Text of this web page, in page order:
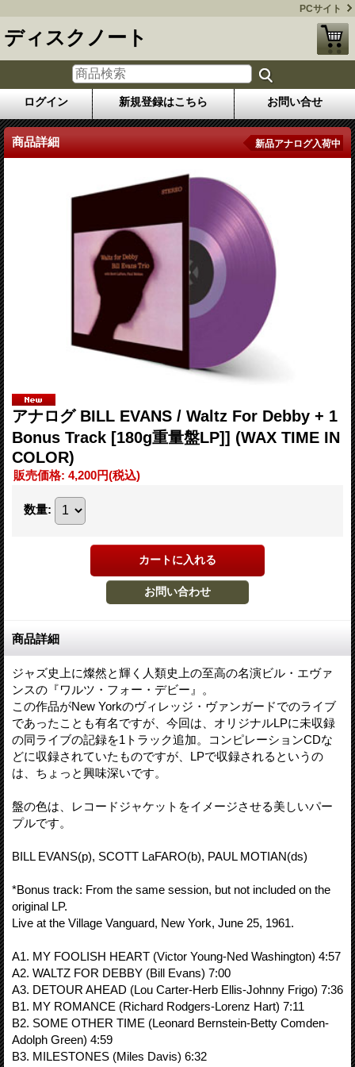
PCサイト
ディスクノート
ログイン 新規登録はこちら お問い合せ
商品詳細 新品アナログ入荷中
アナログ BILL EVANS / Waltz For Debby + 1
Bonus Track [180g重量盤LP]] (WAX TIME IN
COLOR)
販売価格: 4,200円(税込)
数量:
商品詳細
ジャズ史上に燦然と輝く人類史上の至高の名演ビル・エヴァ
ンスの『ワルツ・フォー・デビー』。
この作品がNew Yorkのヴィレッジ・ヴァンガードでのライブ
であったことも有名ですが、今回は、オリジナルLPに未収録
の同ライブの記録を1トラック追加。コンピレーションCDな
どに収録されていたものですが、LPで収録されるというの
は、ちょっと興味深いです。
盤の色は、レコードジャケットをイメージさせる美しいパー
プルです。
BILL EVANS(p), SCOTT LaFARO(b), PAUL MOTIAN(ds)
*Bonus track: From the same session, but not included on the
original LP.
Live at the Village Vanguard, New York, June 25, 1961.
A1. MY FOOLISH HEART (Victor Young-Ned Washington) 4:57
A2. WALTZ FOR DEBBY (Bill Evans) 7:00
A3. DETOUR AHEAD (Lou Carter-Herb Ellis-Johnny Frigo) 7:36
B1. MY ROMANCE (Richard Rodgers-Lorenz Hart) 7:11
B2. SOME OTHER TIME (Leonard Bernstein-Betty Comden-
Adolph Green) 4:59
B3. MILESTONES (Miles Davis) 6:32